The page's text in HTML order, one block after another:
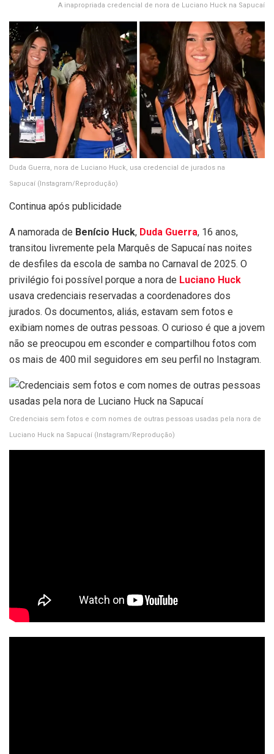
A inapropriada credencial de nora de Luciano Huck na Sapucaí
Duda Guerra, nora de Luciano Huck, usa credencial de jurados na
Sapucaí (Instagram/Reprodução)
Continua após publicidade
A namorada de Benício Huck, Duda Guerra, 16 anos,
transitou livremente pela Marquês de Sapucaí nas noites
de desfiles da escola de samba no Carnaval de 2025. O
privilégio foi possível porque a nora de Luciano Huck
usava credenciais reservadas a coordenadores dos
jurados. Os documentos, aliás, estavam sem fotos e
exibiam nomes de outras pessoas. O curioso é que a jovem
não se preocupou em esconder e compartilhou fotos com
os mais de 400 mil seguidores em seu perfil no Instagram.
Credenciais sem fotos e com nomes de outras pessoas usadas pela nora de
Luciano Huck na Sapucaí (Instagram/Reprodução)